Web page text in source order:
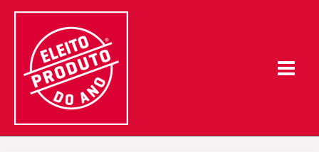
Skip
content
Search